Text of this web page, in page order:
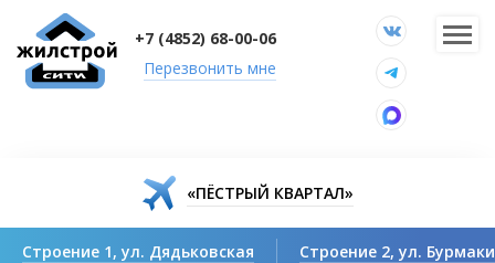
+7 (4852) 68-00-06
Перезвонить мне
«ПЁСТРЫЙ КВАРТАЛ»
Строение 1, ул. Дядьковская Строение 2, ул.